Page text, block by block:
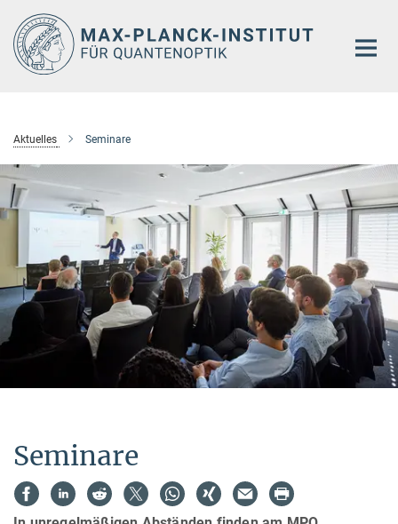
Hauptinhalt
Aktuelles Seminare
Seminare